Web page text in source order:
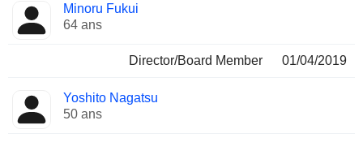
Minoru Fukui
64 ans
Director/Board Member 01/04/2019
Yoshito Nagatsu
50 ans